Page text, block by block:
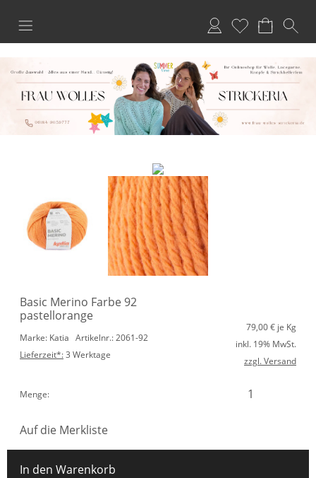
Anmelden
Merkliste
Basic Merino Farbe 92
pastellorange
Marke: Katia Artikelnr.: 2061-92
Lieferzeit*:3 Werktage
79,00€ je Kg
inkl. 19% MwSt.
zzgl. Versand
Menge:
Auf die Merkliste
In den Warenkorb